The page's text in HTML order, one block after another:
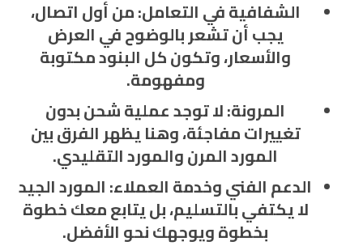
الشفافية في التعامل: من أول اتصال،
يجب أن تشعر بالوضوح في العرض
والأسعار، وتكون كل البنود مكتوبة
ومفهومة.
المرونة: لا توجد عملية شحن بدون
تغييرات مفاجئة، وهنا يظهر الفرق بين
المورد المرن والمورد التقليدي.
الدعم الفني وخدمة العملاء: المورد الجيد
لا يكتفي بالتسليم، بل يتابع معك خطوة
بخطوة ويوجهك نحو الأفضل.